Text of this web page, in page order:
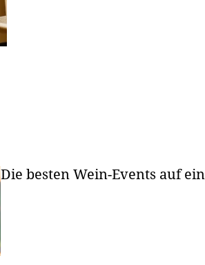
Die besten Wein-Events auf